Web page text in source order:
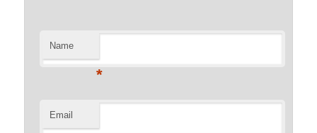
Name
*
Email